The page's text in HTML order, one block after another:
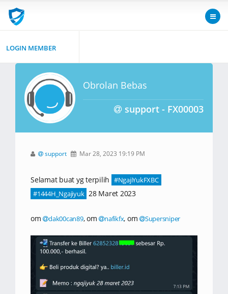
LOGIN MEMBER
Obrolan Bebas
support - FX00003
support Mar 28, 2023 19:19 PM
Selamat buat yg terpilih #NgajiYukFXBC
#1444H_Ngajiyuk 28 Maret 2023
om dak00can89, om nafikfx, om Supersniper